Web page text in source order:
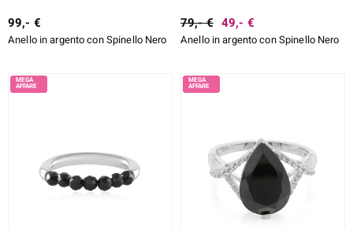
99,- €
Anello in argento con Spinello Nero
79,- € 49,- €
Anello in argento con Spinello Nero